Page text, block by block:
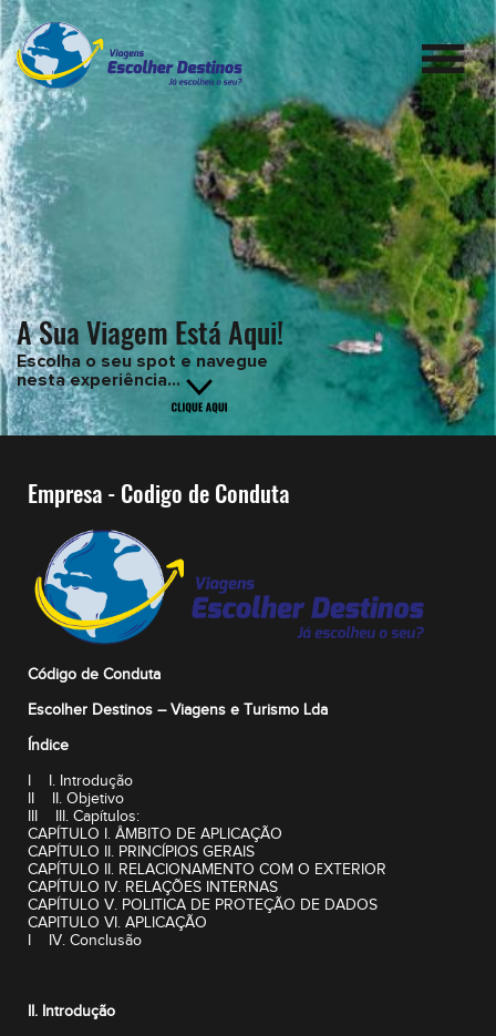
A Sua Viagem Está Aqui!
Escolha o seu spot e navegue
nesta experiência...
Empresa - Codigo de Conduta
Código de Conduta
Escolher Destinos – Viagens e Turismo Lda
Índice
I I. Introdução
II II. Objetivo
III III. Capítulos:
CAPÍTULO I. ÂMBITO DE APLICAÇÃO
CAPÍTULO II. PRINCÍPIOS GERAIS
CAPÍTULO II. RELACIONAMENTO COM O EXTERIOR
CAPÍTULO IV. RELAÇÕES INTERNAS
CAPÍTULO V. POLITICA DE PROTEÇÃO DE DADOS
CAPITULO VI. APLICAÇÃO
I IV. Conclusão
II. Introdução